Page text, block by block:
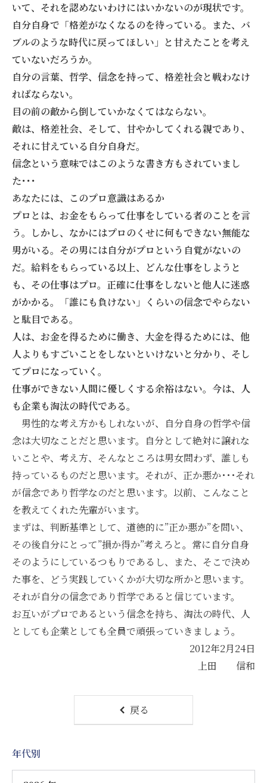
いて、それを認めないわけにはいかないのが現状です。
自分自身で「格差がなくなるのを待っている。また、バ
ブルのような時代に戻ってほしい」と甘えたことを考え
ていないだろうか。
自分の言葉、哲学、信念を持って、格差社会と戦わなけ
ればならない。
目の前の敵から倒していかなくてはならない。
敵は、格差社会、そして、甘やかしてくれる親であり、
それに甘えている自分自身だ。
信念という意味ではこのような書き方もされていまし
た･･･
あなたには、このプロ意識はあるか
プロとは、お金をもらって仕事をしている者のことを言
う。しかし、なかにはプロのくせに何もできない無能な
男がいる。その男には自分がプロという自覚がないの
だ。給料をもらっている以上、どんな仕事をしようと
も、その仕事はプロ。正確に仕事をしないと他人に迷惑
がかかる。「誰にも負けない」くらいの信念でやらない
と駄目である。
人は、お金を得るために働き、大金を得るためには、他
人よりもすごいことをしないといけないと分かり、そし
てプロになっていく。
仕事ができない人間に優しくする余裕はない。今は、人
も企業も淘汰の時代である。
男性的な考え方かもしれないが、自分自身の哲学や信
念は大切なことだと思います。自分として絶対に譲れな
いことや、考え方、そんなところは男女問わず、誰しも
持っているものだと思います。それが、正か悪か･･･それ
が信念であり哲学なのだと思います。以前、こんなこと
を教えてくれた先輩がいます。
まずは、判断基準として、道徳的に”正か悪か”を問い、
その後自分にとって”損か得か”考えろと。常に自分自身
そのようにしているつもりであるし、また、そこで決め
た事を、どう実践していくかが大切な所かと思います。
それが自分の信念であり哲学であると信じています。
お互いがプロであるという信念を持ち、淘汰の時代、人
としても企業としても全員で頑張っていきましょう。
2012年2月24日
上田 信和
戻る
年代別